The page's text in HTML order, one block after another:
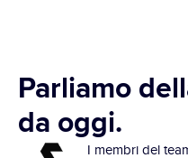
Parliamo
da oggi.
I membri del